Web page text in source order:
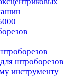
штроборезов
инструменту